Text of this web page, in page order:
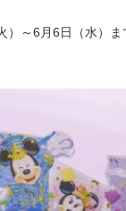
～6月6日（水）